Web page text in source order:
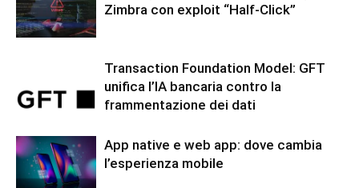
Zimbra con exploit “Half-Click”
Transaction Foundation Model: GFT
unifica l’IA bancaria contro la
frammentazione dei dati
App native e web app: dove cambia
l’esperienza mobile